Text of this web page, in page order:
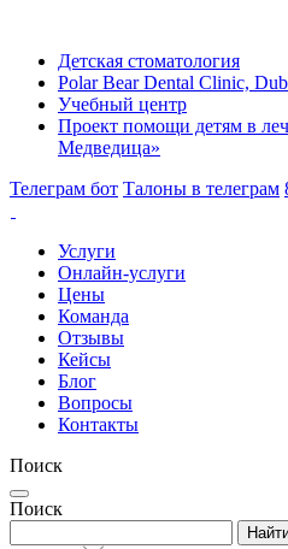
Детская стоматология
Polar Bear Dental Clinic,
Учебный центр
Проект помощи детям в
Медведица»
Телеграм бот Талоны в телеграм
Услуги
Онлайн-услуги
Цены
Команда
Отзывы
Кейсы
Блог
Вопросы
Контакты
Поиск
Поиск